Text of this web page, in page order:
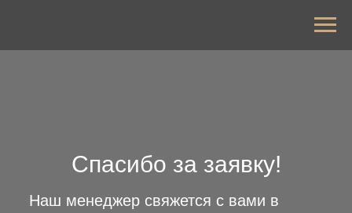
Спасибо за заявку!
Наш менеджер свяжется с вами в